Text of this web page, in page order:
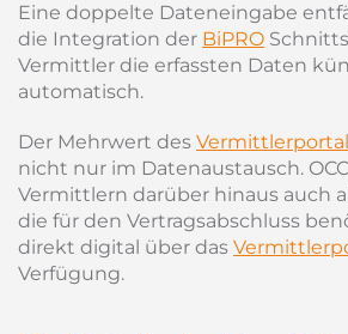
Eine doppelte Dateneingabe
die Integration der BiPRO
Vermittler die erfassten Daten
automatisch.
Der Mehrwert des
nicht nur im Datenaustausch.
Vermittlern darüber hinaus auch
die für den Vertragsabschluss
direkt digital über das
Verfügung.